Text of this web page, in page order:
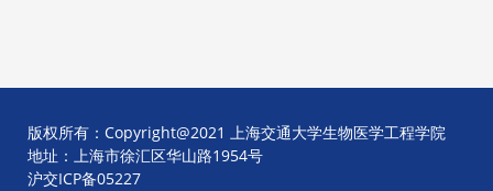
版权所有：Copyright@2021 上海交通大学生物医学工程学院
地址：上海市徐汇区华山路1954号
沪交ICP备05227